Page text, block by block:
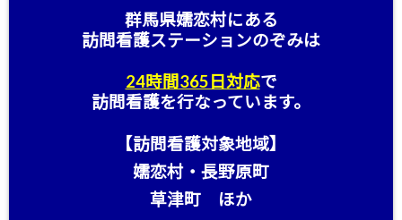
群馬県嬬恋村にある
訪問看護ステーションのぞみは
24時間365日対応で
訪問看護を行なっています。
【訪問看護対象地域】
嬬恋村・長野原町
草津町 ほか